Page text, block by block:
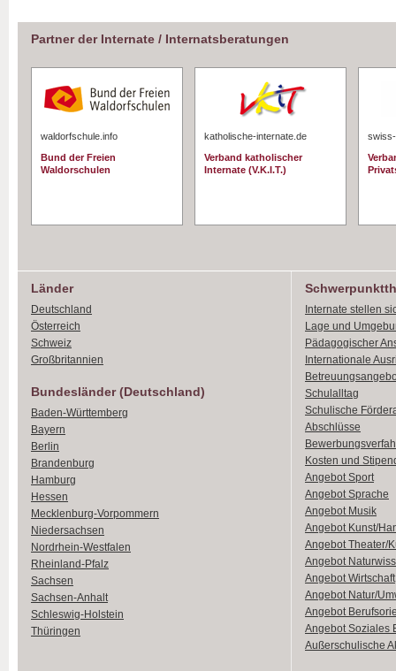
Partner der Internate / Internatsberatungen
waldorfschule.info
Bund der Freien
Waldorschulen
katholische-internate.de
Verband katholischer
Internate (V.K.I.T.)
Länder
Deutschland
Österreich
Schweiz
Großbritannien
Bundesländer (Deutschland)
Baden-Württemberg
Bayern
Berlin
Brandenburg
Hamburg
Hessen
Mecklenburg-Vorpommern
Niedersachsen
Nordrhein-Westfalen
Rheinland-Pfalz
Sachsen
Sachsen-Anhalt
Schleswig-Holstein
Thüringen
Internate stellen
Lage und
Pädagogischer
Internationale
Schulalltag
Schulische
Abschlüsse
Kosten und
Angebot Sport
Angebot Sprache
Angebot Musik
Angebot Kunst/
Angebot Theater/
Angebot
Angebot Wirtschaft
Angebot Natur/
Angebot
Angebot Soziales
Außerschulische